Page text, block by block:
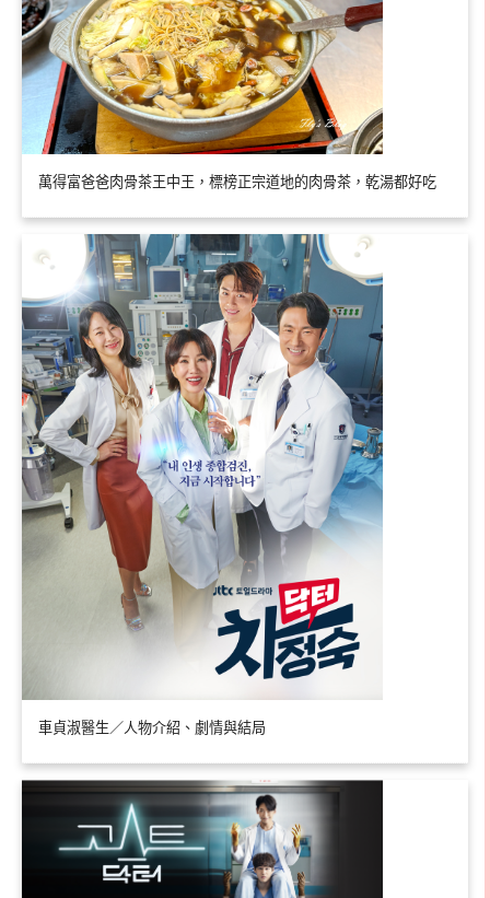
萬得富爸爸肉骨茶王中王，標榜正宗道地的肉骨茶，乾湯都好吃
車貞淑醫生／人物介紹、劇情與結局